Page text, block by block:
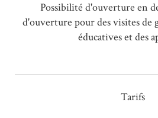
Possibilité d'ouverture en
d'ouverture pour des visites de
éducatives et des
Tarifs